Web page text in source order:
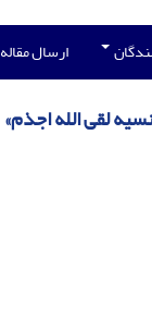
ارسال مقاله
لقی الله اجذم»